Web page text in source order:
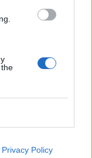
Privacy Policy
con un buon
Friederich Bremeier,
che per il tablet.
(che può essere
per funzionare sia
la protezione delle